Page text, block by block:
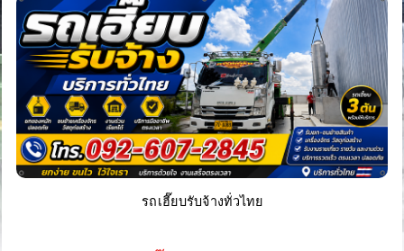
รถเฮี๊ยบรับจ้างทั่วไทย